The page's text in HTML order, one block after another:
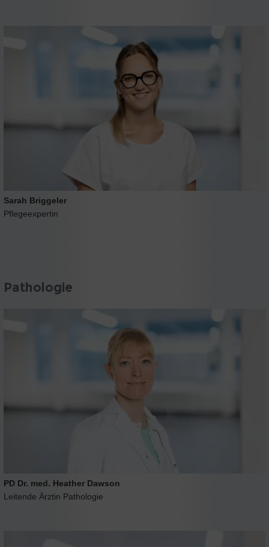
Sarah Briggeler
Pflegeexpertin
Pathologie
PD Dr. med. Heather Dawson
Leitende Ärztin Pathologie